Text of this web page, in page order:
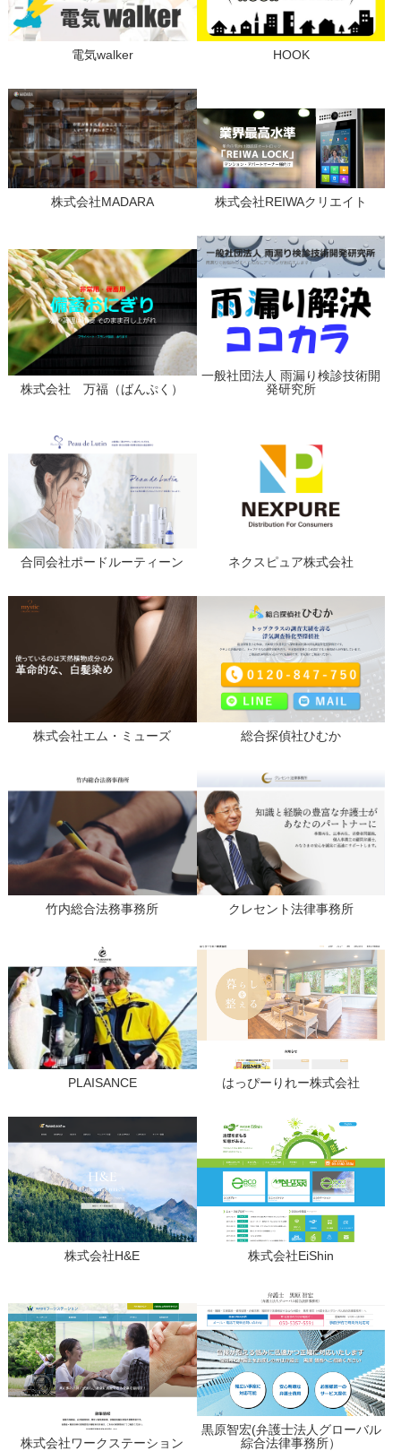
電気walker HOOK
株式会社MADARA 株式会社REIWAクリエイト
株式会社 万福（ばんぷく）
一般社団法人 雨漏り検診技術開
発研究所
合同会社ポードルーティーン ネクスピュア株式会社
株式会社エム・ミューズ 総合探偵社ひむか
竹内総合法務事務所 クレセント法律事務所
PLAISANCE はっぴーりれー株式会社
株式会社H&E 株式会社EiShin
株式会社ワークステーション
黒原智宏(弁護士法人グローバル
綜合法律事務所）